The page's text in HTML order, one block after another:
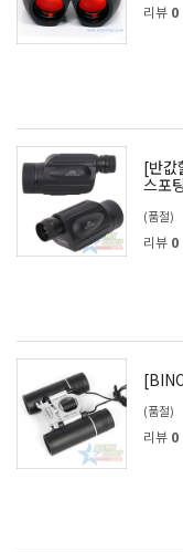
리뷰 0
[반값
스포
(품절)
리뷰 0
(품절)
리뷰 0